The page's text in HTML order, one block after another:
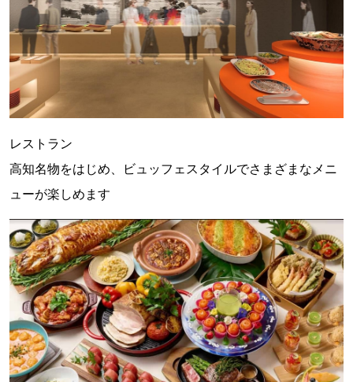
レストラン
高知名物をはじめ、ビュッフェスタイルでさまざまなメニ
ューが楽しめます